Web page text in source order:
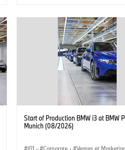
Start of Production BMW i3 at BMW
Munich (08/2026)
I01 · Corporate · Ventes et